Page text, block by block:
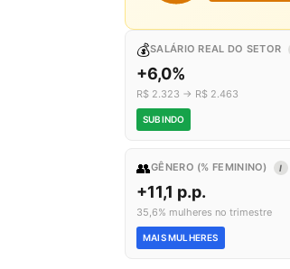
💰SALÁRIO REAL DO SETOR
+6,0%
R$ 2.323 → R$ 2.463
SUBINDO
👥GÊNERO (% FEMININO) I
+11,1 p.p.
35,6% mulheres no trimestre
MAIS MULHERES